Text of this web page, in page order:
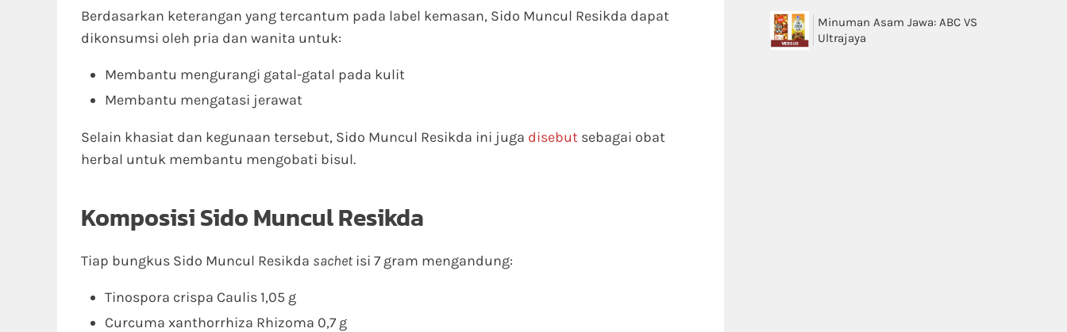
Berdasarkan keterangan yang tercantum pada label kemasan, Sido Muncul Resikda dapat
dikonsumsi oleh pria dan wanita untuk:
Membantu mengurangi gatal-gatal pada kulit
Membantu mengatasi jerawat
Selain khasiat dan kegunaan tersebut, Sido Muncul Resikda ini juga disebut sebagai obat
herbal untuk membantu mengobati bisul.
Komposisi Sido Muncul Resikda
Tiap bungkus Sido Muncul Resikda sachetisi 7 gram mengandung:
Tinospora crispa Caulis 1,05 g
Curcuma xanthorrhiza Rhizoma 0,7 g
Minuman Asam Jawa: ABC VS
Ultrajaya